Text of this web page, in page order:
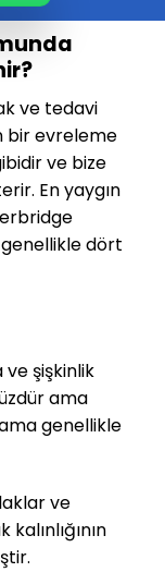
ve tedavi
bir evreleme
ve bize
En yaygın
genellikle dört
ve şişkinlik
ama
genellikle
ve